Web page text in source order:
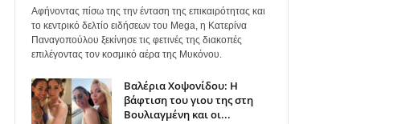
Αφήνοντας πίσω της την ένταση της επικαιρότητας και
το κεντρικό δελτίο ειδήσεων του Mega, η Κατερίνα
Παναγοπούλου ξεκίνησε τις φετινές της διακοπές
επιλέγοντας τον κοσμικό αέρα της Μυκόνου.
Βαλέρια Χοψονίδου: Η
βάφτιση του γιου της στη
Βουλιαγμένη και οι...